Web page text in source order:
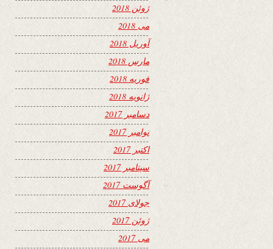
ژوئن 2018
می 2018
آوریل 2018
مارس 2018
فوریه 2018
ژانویه 2018
دسامبر 2017
نوامبر 2017
اکتبر 2017
سپتامبر 2017
آگوست 2017
جولای 2017
ژوئن 2017
می 2017